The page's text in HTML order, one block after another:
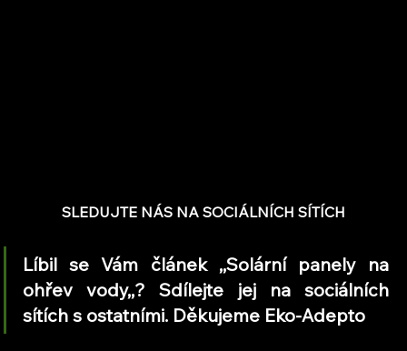
SLEDUJTE NÁS NA SOCIÁLNÍCH SÍTÍCH
Líbil se Vám článek ,,Solární panely na
ohřev vody,,? Sdílejte jej na sociálních
sítích s ostatními. Děkujeme Eko-Adepto